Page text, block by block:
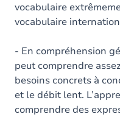
vocabulaire
vocabulaire
- En compréhension
peut comprendre
besoins concrets à
et le débit lent.
comprendre des